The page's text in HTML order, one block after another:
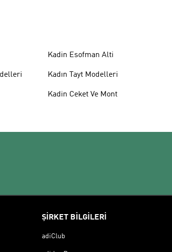
Kadin Esofman Alti
Kadın Tayt Modelleri
Kadin Ceket Ve Mont
ŞİRKET BİLGİLERİ
adiClub